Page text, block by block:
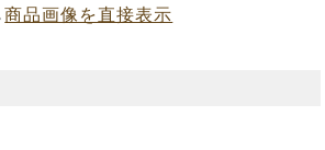
商品画像を直接表示